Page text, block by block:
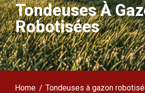
Tondeuses À
Robotisées
Home
Tondeuses à gazon